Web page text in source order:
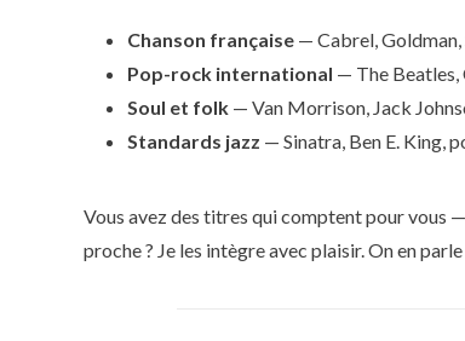
Chanson française — Cabrel, Goldman,
Pop-rock international — The Beatles,
Soul et folk — Van Morrison, Jack
Standards jazz — Sinatra, Ben E. King,
Vous avez des titres qui comptent pour vous
proche ? Je les intègre avec plaisir. On en